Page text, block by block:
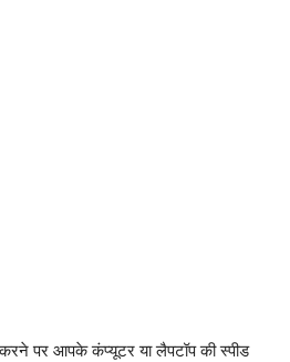
पर आपके कंप्यूटर या लैपटॉप की स्पीड